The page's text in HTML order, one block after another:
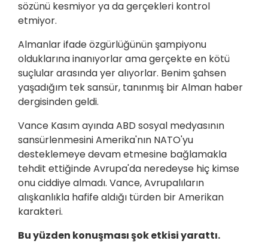
sözünü kesmiyor ya da gerçekleri kontrol
etmiyor.
Almanlar ifade özgürlüğünün şampiyonu
olduklarına inanıyorlar ama gerçekte en kötü
suçlular arasında yer alıyorlar. Benim şahsen
yaşadığım tek sansür, tanınmış bir Alman haber
dergisinden geldi.
Vance Kasım ayında ABD sosyal medyasının
sansürlenmesini Amerika'nın NATO'yu
desteklemeye devam etmesine bağlamakla
tehdit ettiğinde Avrupa'da neredeyse hiç kimse
onu ciddiye almadı. Vance, Avrupalıların
alışkanlıkla hafife aldığı türden bir Amerikan
karakteri.
Bu yüzden konuşması şok etkisi yarattı.